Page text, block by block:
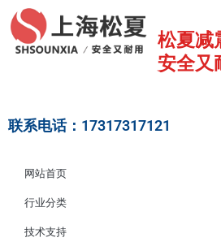
至
松夏减
安全又
联系电话：17317317121
网站首页
行业分类
技术支持